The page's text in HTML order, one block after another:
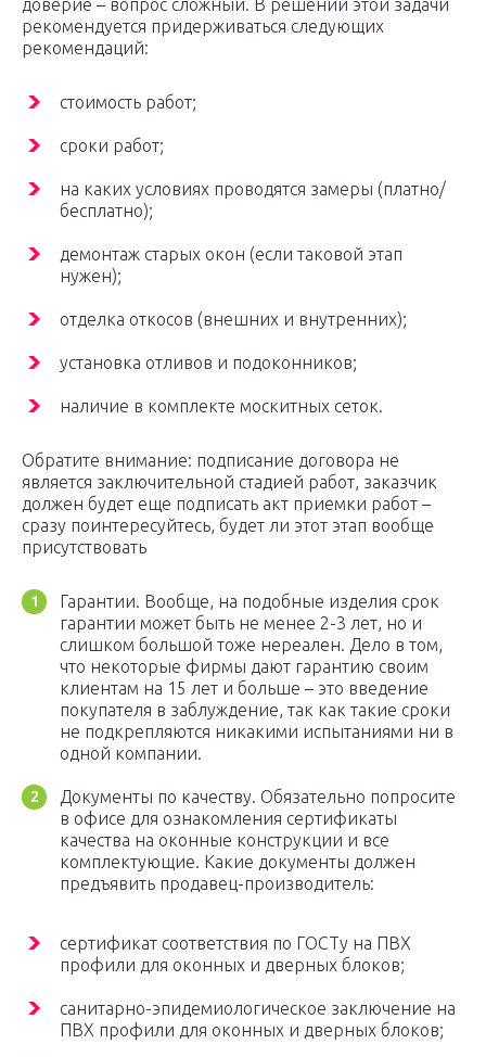
доверие – вопрос сложный. В решении этой задачи
рекомендуется придерживаться следующих
рекомендаций:
стоимость работ;
сроки работ;
на каких условиях проводятся замеры (платно/
бесплатно);
демонтаж старых окон (если таковой этап
нужен);
отделка откосов (внешних и внутренних);
установка отливов и подоконников;
наличие в комплекте москитных сеток.
Обратите внимание: подписание договора не
является заключительной стадией работ, заказчик
должен будет еще подписать акт приемки работ –
сразу поинтересуйтесь, будет ли этот этап вообще
присутствовать
Гарантии. Вообще, на подобные изделия срок
гарантии может быть не менее 2-3 лет, но и
слишком большой тоже нереален. Дело в том,
что некоторые фирмы дают гарантию своим
клиентам на 15 лет и больше – это введение
покупателя в заблуждение, так как такие сроки
не подкрепляются никакими испытаниями ни в
одной компании.
Документы по качеству. Обязательно попросите
в офисе для ознакомления сертификаты
качества на оконные конструкции и все
комплектующие. Какие документы должен
предъявить продавец-производитель:
сертификат соответствия по ГОСТу на ПВХ
профили для оконных и дверных блоков;
санитарно-эпидемиологическое заключение на
ПВХ профили для оконных и дверных блоков;